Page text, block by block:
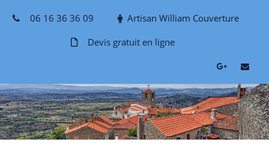
06 16 36 36 09
Artisan William Couverture
Devis gratuit en ligne